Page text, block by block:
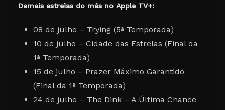
Demais estreias do mês no Apple TV+:
08 de julho – Trying (5ª Temporada)
10 de julho – Cidade das Estrelas (Final da
1ª Temporada)
15 de julho – Prazer Máximo Garantido
(Final da 1ª Temporada)
24 de julho – The Dink – A Última Chance